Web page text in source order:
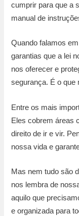
cumprir para que a
manual de
Quando falamos
garantias que a lei
nos oferecer e
segurança. É o que
Entre os mais
Eles cobrem áreas
direito de ir e vir.
nossa vida e
Mas nem tudo são
nos lembra de
aquilo que
e organizada para